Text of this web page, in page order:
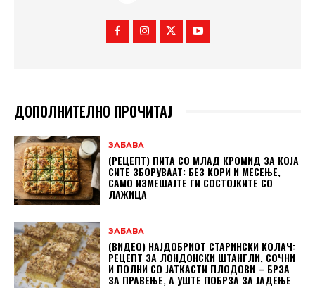
ДОПОЛНИТЕЛНО ПРОЧИТАЈ
ЗАБАВА
(РЕЦЕПТ) ПИТА СО МЛАД КРОМИД ЗА КОЈА
СИТЕ ЗБОРУВААТ: БЕЗ КОРИ И МЕСЕЊЕ,
САМО ИЗМЕШАЈТЕ ГИ СОСТОЈКИТЕ СО
ЛАЖИЦА
ЗАБАВА
(ВИДЕО) НАЈДОБРИОТ СТАРИНСКИ КОЛАЧ:
РЕЦЕПТ ЗА ЛОНДОНСКИ ШТАНГЛИ, СОЧНИ
И ПОЛНИ СО ЈАТКАСТИ ПЛОДОВИ – БРЗА
ЗА ПРАВЕЊЕ, А УШТЕ ПОБРЗА ЗА ЈАДЕЊЕ